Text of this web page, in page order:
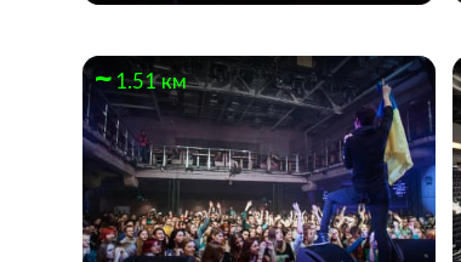
1.51 км